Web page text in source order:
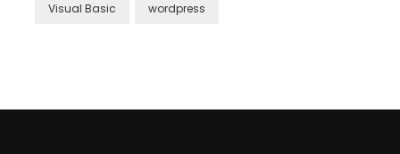
Visual Basic wordpress